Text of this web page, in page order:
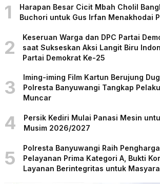
1
Harapan Besar Cicit Mbah Cholil
Buchori untuk Gus Irfan Menakhodai
2
Keseruan Warga dan DPC Partai
saat Sukseskan Aksi Langit Biru
Partai Demokrat Ke-25
3
Iming-iming Film Kartun Berujung
Polresta Banyuwangi Tangkap
Muncar
4
Persik Kediri Mulai Panasi Mesin
Musim 2026/2027
5
Polresta Banyuwangi Raih
Pelayanan Prima Kategori A, Bukti
Layanan Berintegritas untuk